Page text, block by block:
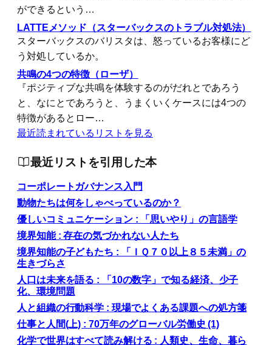
ができるという…
LATTEメソッド（スターバックスのトラブル対処法）
スターバックスのバリスタは、怒っているお客様にど
う対処しているか。
共鳴の4つの特徴（ローザ）
『ポジティブな共鳴を体験するのがだれとであろう
と、なにとであろうと、うまくいくケースには4つの
特徴があるとロー…
最近読まれているリストを見る
最近リストを引用した本
コーポレートガバナンス入門
動物たちは何をしゃべっているのか？
優しいコミュニケーション : 「思いやり」の言語学
境界知能 : 存在の気づかれない人たち
境界知能の子どもたち : 「ＩＱ７０以上８５未満」の
生きづらさ
人口は未来を語る : 「10の数字」で知る経済、少子
化、環境問題
人と組織の行動科学 : 現場でよくある課題への処方箋
仕事と人間(上) : 70万年のグローバル労働史 (1)
化学で世界はすべて読み解ける : 人類史、生命、暮ら